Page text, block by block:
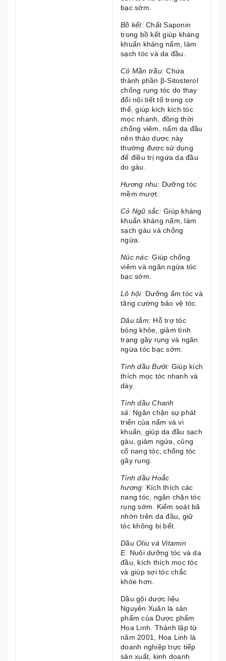
bạc sớm.
Bồ kết:Chất Saponin
trong bồ kết giúp kháng
khuẩn kháng nấm, làm
sạch tóc và da đầu.
Cỏ Mần trầu:Chứa
thành phần β-Sitosterol
chống rụng tóc do thay
đổi nội tiết tố trong cơ
thể, giúp kích kích tóc
mọc nhanh, đồng thời
chống viêm, nấm da đầu
nên thảo dược này
thường được sử dụng
để điều trị ngứa da đầu
do gàu.
Hương nhu: Dưỡng tóc
mềm mượt.
Cỏ Ngũ sắc:Giúp kháng
khuẩn kháng nấm, làm
sạch gàu và chống
ngứa.
Núc nác: Giúp chống
viêm và ngăn ngừa tóc
bạc sớm.
Lô hội:Dưỡng ẩm tóc và
tăng cường bảo vệ tóc.
Dâu tằm: Hỗ trợ tóc
bóng khỏe, giảm tình
trạng gãy rụng và ngăn
ngừa tóc bạc sớm.
Tinh dầu Bưởi: Giúp kích
thích mọc tóc nhanh và
dày.
Tinh dầu Chanh
sả: Ngăn chặn sự phát
triển của nấm và vi
khuẩn, giúp da đầu sạch
gàu, giảm ngứa, củng
cố nang tóc, chống tóc
gãy rụng.
Tinh dầu Hoắc
hương: Kích thích các
nang tóc, ngăn chặn tóc
rụng sớm. Kiểm soát bã
nhờn trên da đầu, giữ
tóc không bị bết.
Dầu Oliu và Vitamin
E: Nuôi dưỡng tóc và da
đầu, kích thích mọc tóc
và giúp sợi tóc chắc
khỏe hơn.
Dầu gội dược liệu
Nguyên Xuân là sản
phẩm của Dược phẩm
Hoa Linh. Thành lập từ
năm 2001, Hoa Linh là
doanh nghiệp trực tiếp
sản xuất, kinh doanh